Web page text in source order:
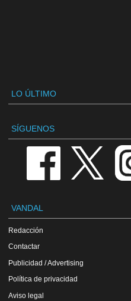
LO ÚLTIMO
SÍGUENOS
VANDAL
Redacción
Contactar
Publicidad / Advertising
Política de privacidad
Aviso legal